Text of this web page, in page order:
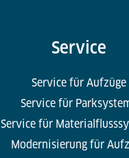
Service
Service für Aufzüge
Service für
Service für
Modernisierung für